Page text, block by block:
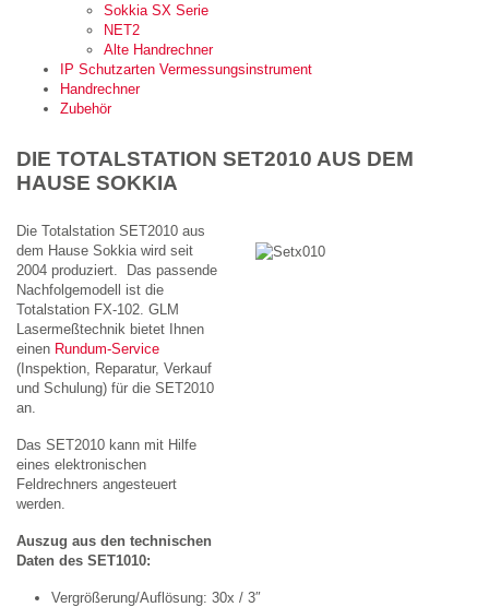
Sokkia SX Serie
NET2
Alte Handrechner
IP Schutzarten Vermessungsinstrument
Handrechner
Zubehör
DIE TOTALSTATION SET2010 AUS DEM
HAUSE SOKKIA
Die Totalstation SET2010 aus
dem Hause Sokkia wird seit
2004 produziert. Das passende
Nachfolgemodell ist die
Totalstation FX-102. GLM
Lasermeßtechnik bietet Ihnen
einen Rundum-Service
(Inspektion, Reparatur, Verkauf
und Schulung) für die SET2010
an.
Das SET2010 kann mit Hilfe
eines elektronischen
Feldrechners angesteuert
werden.
Auszug aus den technischen
Daten des SET1010:
Vergrößerung/Auflösung: 30x / 3″